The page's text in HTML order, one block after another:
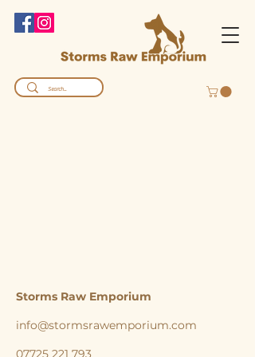
Storms Raw Emporium
info@stormsrawemporium.com
07725 221 793